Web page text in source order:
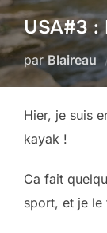
USA#3 :
parBlaireau
Hier, je suis
kayak !
Ca fait
sport, et je le